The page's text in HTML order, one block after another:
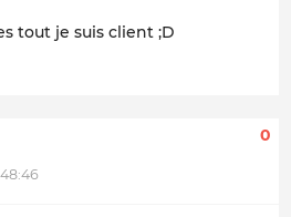
tout je suis client ;D
0